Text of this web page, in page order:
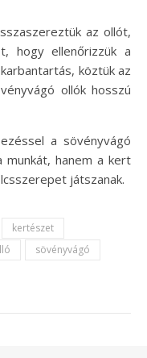
az ollót,
hogy ellenőrizzük a
köztük az
ollók hosszú
a sövényvágó
munkát, hanem a kert
játszanak.
kertészet
sövényvágó